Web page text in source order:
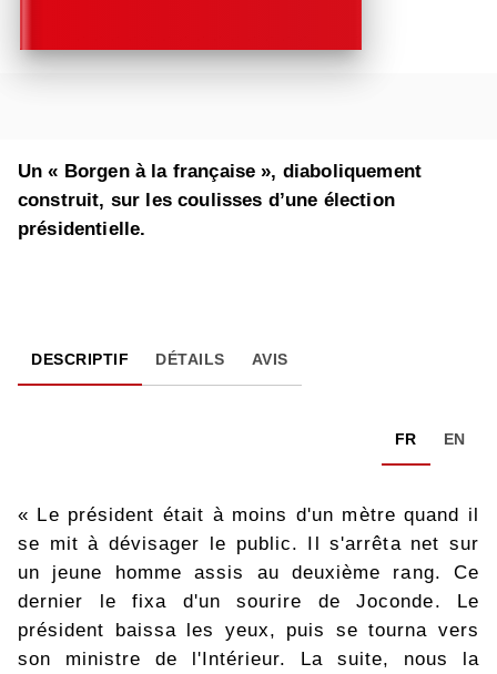
Un « Borgen à la française », diaboliquement
construit, sur les coulisses d’une élection
présidentielle.
DESCRIPTIF DÉTAILS AVIS
FR EN
« Le président était à moins d'un mètre quand il
se mit à dévisager le public. Il s'arrêta net sur
un jeune homme assis au deuxième rang. Ce
dernier le fixa d'un sourire de Joconde. Le
président baissa les yeux, puis se tourna vers
son ministre de l'Intérieur. La suite, nous la